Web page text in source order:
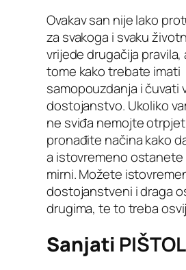
Ovakav san nije lako
za svakoga i svaku
vrijede drugačija pravila,
tome kako trebate imati
samopouzdanja i čuvati
dostojanstvo. Ukoliko
ne sviđa nemojte
pronađite načina kako
a istovremeno ostanete
mirni. Možete
dostojanstveni i draga
drugima, te to treba
Sanjati